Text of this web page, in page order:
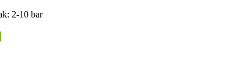
2-10 bar